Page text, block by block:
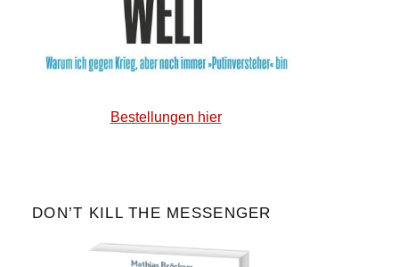
Bestellungen hier
DON’T KILL THE MESSENGER